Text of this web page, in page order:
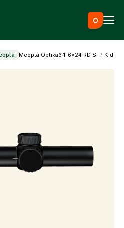
0
skor
Meopta Optika6 1-6×24 RD SFP K-dot